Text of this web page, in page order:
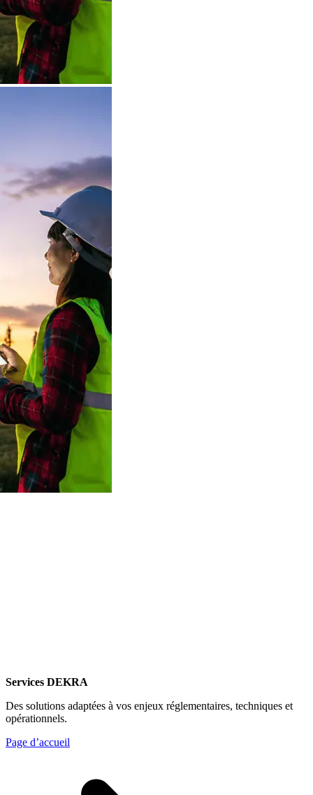
Services DEKRA
Des solutions adaptées à vos enjeux réglementaires, techniques et
opérationnels.
Page d’accueil